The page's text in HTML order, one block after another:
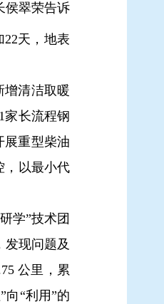
侯翠荣告诉
天，地表
清洁取暖
家长流程钢
展重型柴油
，以最小代
学”技术团
发现问题及
公里，累
向“利用”的